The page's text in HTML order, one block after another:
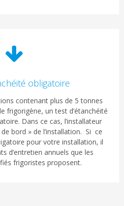
obligatoire
contenant plus de 5 tonnes
frigorigène, un test d’étanchéité
Dans ce cas, l’installateur
bord » de l’installation. Si ce
pour votre installation, il
d’entretien annuels que les
frigoristes proposent.